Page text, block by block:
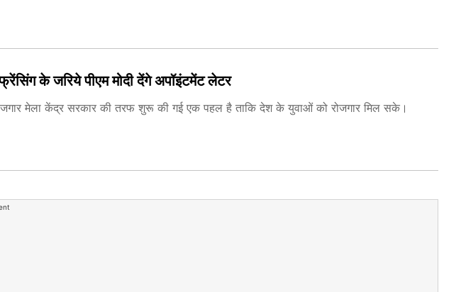
के जरिये पीएम मोदी देंगे अपॉइंटमेंट लेटर
मेला केंद्र सरकार की तरफ शुरू की गई एक पहल है ताकि देश के युवाओं को रोजगार मिल सके।